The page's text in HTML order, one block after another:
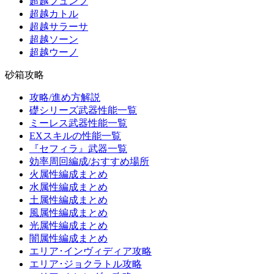
超越カトル
超越サラーサ
超越ソーン
超越ウーノ
砂箱攻略
攻略/進め方解説
礎シリーズ武器性能一覧
ミーレス武器性能一覧
EXスキルの性能一覧
『セフィラ』武器一覧
効率周回編成/おすすめ場所
火属性編成まとめ
水属性編成まとめ
土属性編成まとめ
風属性編成まとめ
光属性編成まとめ
闇属性編成まとめ
エリア･インヴィディア攻略
エリア･ジョクラトル攻略